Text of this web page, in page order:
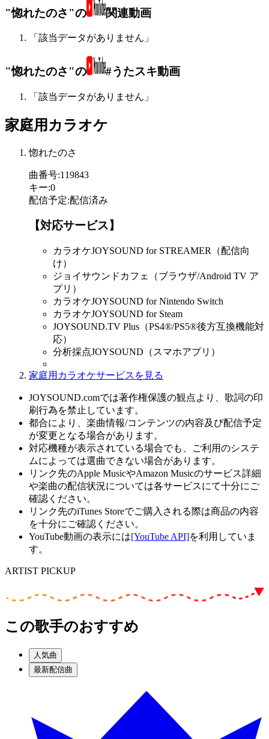
"惚れたのさ"の 関連動画
「該当データがありません」
"惚れたのさ"の #うたスキ動画
「該当データがありません」
家庭用カラオケ
惚れたのさ
曲番号:119843
キー:0
配信予定:配信済み
【対応サービス】
カラオケJOYSOUND for STREAMER（配信向
け）
ジョイサウンドカフェ（ブラウザ/Android TV ア
プリ）
カラオケJOYSOUND for Nintendo Switch
カラオケJOYSOUND for Steam
JOYSOUND.TV Plus（PS4®/PS5®後方互換機能対
応）
分析採点JOYSOUND（スマホアプリ）
家庭用カラオケサービスを見る
JOYSOUND.comでは著作権保護の観点より、歌詞の印
刷行為を禁止しています。
都合により、楽曲情報/コンテンツの内容及び配信予定
が変更となる場合があります。
対応機種が表示されている場合でも、ご利用のシステ
ムによっては選曲できない場合があります。
リンク先のApple MusicやAmazon Musicのサービス詳細
や楽曲の配信状況については各サービスにて十分にご
確認ください。
リンク先のiTunes Storeでご購入される際は商品の内容
を十分にご確認ください。
YouTube動画の表示には[YouTube API]を利用していま
す。
ARTIST PICKUP
この歌手のおすすめ
人気曲
最新配信曲